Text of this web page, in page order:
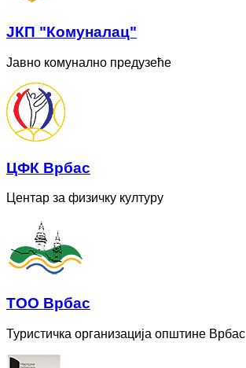
ЈКП "Комуналац"
Јавно комунално предузеће
ЦФК Врбас
Центар за физичку културу
ТОО Врбас
Туристичка организација општине Врбас